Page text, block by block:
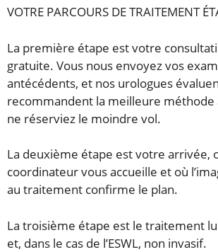
VOTRE PARCOURS DE TRAITEMENT
La première étape est votre
gratuite. Vous nous envoyez vos
antécédents, et nos urologues
recommandent la meilleure méthode
ne réserviez le moindre vol.
La deuxième étape est votre arrivée,
coordinateur vous accueille et où
au traitement confirme le plan.
La troisième étape est le traitement
et, dans le cas de l’ESWL, non invasif.